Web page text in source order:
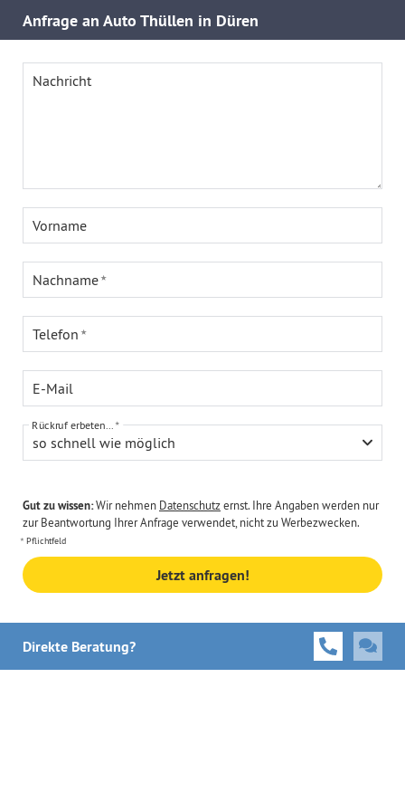
Anfrage an Auto Thüllen in Düren
Nachricht
Vorname
Nachname
Telefon
E-Mail
so schnell wie möglich
Rückruf erbeten...
Gut zu wissen:Wir nehmen Datenschutzernst. Ihre Angaben werden nur
zur Beantwortung Ihrer Anfrage verwendet, nicht zu Werbezwecken.
Pflichtfeld
Jetzt anfragen!
Direkte Beratung?